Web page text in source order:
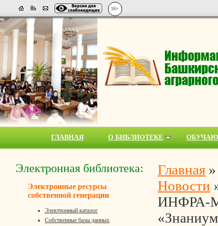
16+
ГЛАВНАЯ О БИБЛИОТЕКЕ
Электронная библиотека:
Электронные ресурсы
собственной генерации
Электронный каталог
Собственные базы данных
Главная
Новости
ИНФРА-